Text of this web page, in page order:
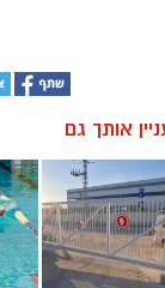
אותך גם